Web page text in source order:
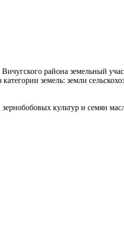
Вичугского района земельный
земель: земли
культур и семян